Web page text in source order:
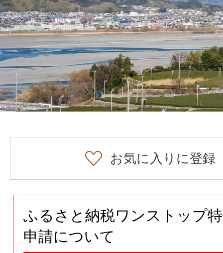
お気に入りに登録
ふるさと納税ワンストップ
申請について